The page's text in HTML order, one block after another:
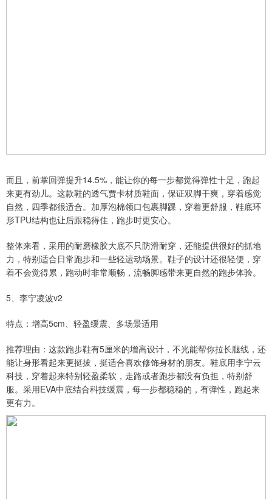
而且，前掌回弹提升14.5%，能让你的每一步都觉得弹性十足，跑起
来更有劲儿。这款鞋的透气贾卡材质鞋面，保证双脚干爽，穿着感觉
自然，四季都很适合。加厚泡棉领口包裹脚踝，穿着更舒服，鞋底环
形TPU结构也让后跟稳得住，跑步时更安心。
整体来看，采用的耐磨橡胶大底不只防滑耐穿，还能提供很好的抓地
力，特别适合日常跑步和一些轻运动场景。鞋子的设计还很轻便，穿
着不会觉得累，跑动时非常顺畅，流畅脚感带来更自然的跑步体验。
5、李宁凌波v2
特点：增高5cm、轻盈缓震、多场景适用
推荐理由：这款跑步鞋有5厘米的增高设计，不光能帮你拉长腿线，还
能让身形看起来更挺拔，挺适合喜欢修饰身材的朋友。鞋底用李宁云
科技，穿着起来特别轻盈柔软，走路或者跑步都没有负担，特别舒
服。采用EVA中底结合科技缓震，每一步都稳稳的，有弹性，跑起来
更有力。